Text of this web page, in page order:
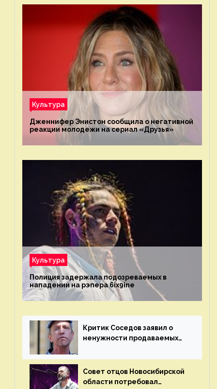
Культура
Дженнифер Энистон сообщила о негативной
реакции молодежи на сериал «Друзья»
Культура
Полиция задержала подозреваемых в
нападении на рэпера 6ix9ine
Критик Соседов заявил о
ненужности продаваемых
Совет отцов Новосибирской
области потребовал